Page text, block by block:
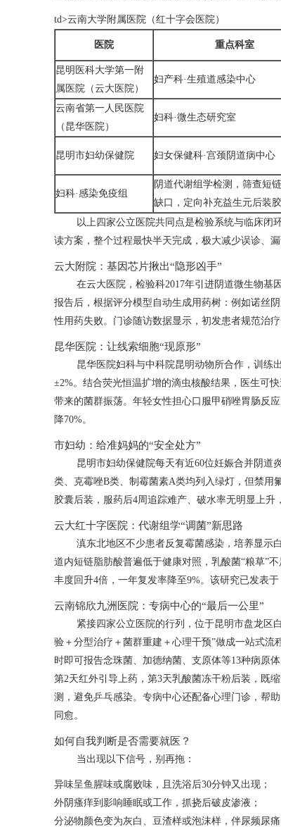
td>云南大学附属医院（红十字会医院）
医院 重点科室
昆明医科大学第一附
属医院（云大医院）
妇产科·生殖道感染中心
云南省第一人民医院
（昆华医院）
妇科·微生态研究室
昆明市妇幼保健院 妇女保健科·宫颈阴道病中心
妇科·感染免疫组
阴道代谢组学检测，筛查短
缺口，定向补充益生元后装
以上四家公立医院共同点是检验系统与临床
读方案，整个过程最快半天完成，极大减少误诊、漏
云大附院：基因芯片揪出“隐形凶手”
在云大医院，检验科2017年引进阴道微生物基
报告后，根据评分模型自动生成用药树：例如诺丝
性用药失败。门诊随访数据显示，初发患者规范治
昆华医院：让线索细胞“现原形”
昆华医院妇科与中科院昆明动物所合作，训练
±2%。结合荧光恒温扩增的滴虫核酸结果，医生可
带来的菌群振荡。年轻女性担心口服甲硝唑胃肠反
降70%。
市妇幼：给准妈妈的“安全处方”
昆明市妇幼保健院每天有近60位妊娠合并阴道
类、克霉唑B类、制霉菌素A类均列入绿灯，但禁用
胶囊后装，服药后4周追踪难产、破水率无明显上升
云大红十字医院：代谢组学“调菌”新思路
滇东北地区不少患者反复霉菌感染，培养显示
道内短链脂肪酸普遍低于健康对照，乳酸菌“粮草”
丰度回升4倍，一年复发率降至9%。该研究已发表
云南锦欣九洲医院：专病中心的“最后一公里”
紧接四家公立医院的行列，位于昆明市盘龙区
验＋分型治疗＋菌群重建＋心理干预”做成一站式流
时即可报告念珠菌、加德纳菌、支原体等13种病原
第2天红外引导上药，第3天乳酸菌冻干粉后装，既
测，避免乒乓感染。专病中心还配备心理门诊，帮
同愈。
如何自我判断是否需要就医？
当出现以下信号，别再拖：
异味呈鱼腥味或腐败味，且洗浴后30分钟又出现；
外阴瘙痒到影响睡眠或工作，抓挠后破皮渗液；
分泌物颜色变为灰白、豆渣样或泡沫样，伴尿频尿痛